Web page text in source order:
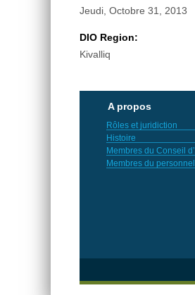
Jeudi, Octobre 31, 2013
DIO Region:
Kivalliq
A propos
Rôles et juridiction
Histoire
Membres du Conseil
Membres du personnel